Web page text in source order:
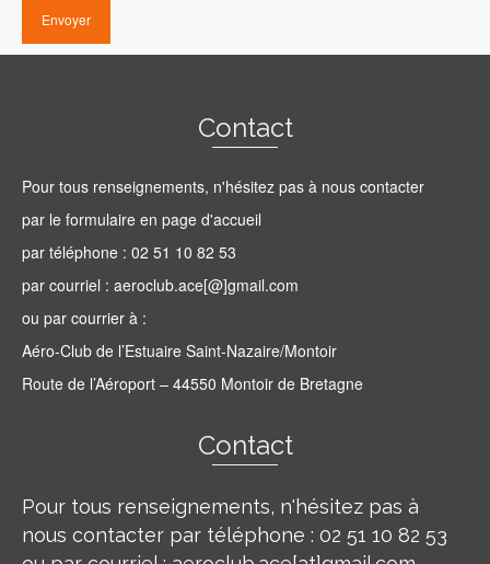
Contact
Pour tous renseignements, n'hésitez pas à nous contacter
par le formulaire en page d'accueil
par téléphone : 02 51 10 82 53
par courriel : aeroclub.ace[@]gmail.com
ou par courrier à :
Aéro-Club de l’Estuaire Saint-Nazaire/Montoir
Route de l’Aéroport – 44550 Montoir de Bretagne
Contact
Pour tous renseignements, n'hésitez pas à
nous contacter par téléphone : 02 51 10 82 53